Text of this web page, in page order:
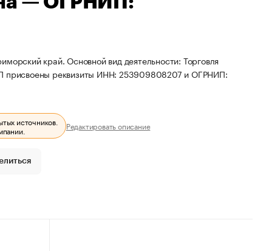
край. Основной вид деятельности: Торговля
присвоены реквизиты ИНН: 253909808207 и ОГРНИП:
источников.
Редактировать описание